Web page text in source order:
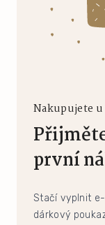
Nakupujete u
první
Stačí vyplnit
dárkový